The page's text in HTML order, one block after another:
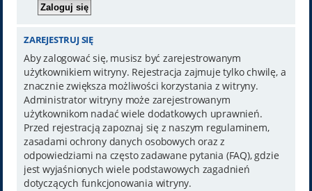
ZAREJESTRUJ SIĘ
Aby zalogować się, musisz być zarejestrowanym
użytkownikiem witryny. Rejestracja zajmuje tylko chwilę, a
znacznie zwiększa możliwości korzystania z witryny.
Administrator witryny może zarejestrowanym
użytkownikom nadać wiele dodatkowych uprawnień.
Przed rejestracją zapoznaj się z naszym regulaminem,
zasadami ochrony danych osobowych oraz z
odpowiedziami na często zadawane pytania (FAQ), gdzie
jest wyjaśnionych wiele podstawowych zagadnień
dotyczących funkcjonowania witryny.